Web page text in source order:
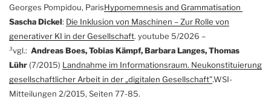
Georges Pompidou, ParisHypomemnesis and Grammatisation
Sascha Dickel: Die Inklusion von Maschinen – Zur Rolle von
generativer KI in der Gesellschaft. youtube 5/2026 –
³vgl.: Andreas Boes, Tobias Kämpf, Barbara Langes, Thomas
Lühr (7/2015) Landnahme im Informationsraum. Neukonstituierung
gesellschaftlicher Arbeit in der „digitalen Gesellschaft”.WSI-
Mitteilungen 2/2015, Seiten 77-85.